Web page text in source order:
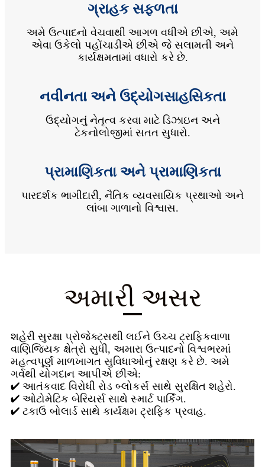
ગ્રાહક સફળતા
અમે ઉત્પાદનો વેચવાથી આગળ વધીએ છીએ, અમે
એવા ઉકેલો પહોંચાડીએ છીએ જે સલામતી અને
કાર્યક્ષમતામાં વધારો કરે છે.
નવીનતા અને ઉદ્યોગસાહસિકતા
ઉદ્યોગનું નેતૃત્વ કરવા માટે ડિઝાઇન અને
ટેકનોલોજીમાં સતત સુધારો.
પ્રામાણિકતા અને પ્રામાણિકતા
પારદર્શક ભાગીદારી, નૈતિક વ્યવસાયિક પ્રથાઓ અને
લાંબા ગાળાનો વિશ્વાસ.
અમારી અસર
શહેરી સુરક્ષા પ્રોજેક્ટ્સથી લઈને ઉચ્ચ ટ્રાફિકવાળા
વાણિજ્યિક ક્ષેત્રો સુધી, અમારા ઉત્પાદનો વિશ્વભરમાં
મહત્વપૂર્ણ માળખાગત સુવિધાઓનું રક્ષણ કરે છે. અમે
ગર્વથી યોગદાન આપીએ છીએ:
✔ આતંકવાદ વિરોધી રોડ બ્લોકર્સ સાથે સુરક્ષિત શહેરો.
✔ ઓટોમેટિક બેરિયર્સ સાથે સ્માર્ટ પાર્કિંગ.
✔ ટકાઉ બોલાર્ડ સાથે કાર્યક્ષમ ટ્રાફિક પ્રવાહ.